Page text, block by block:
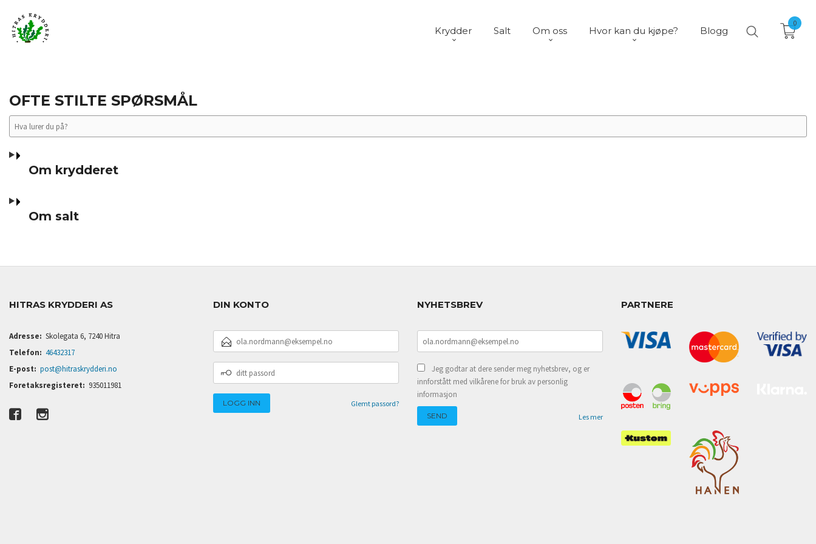
innholdet
PRODUKTER
Krydder Salt Om oss Hvor kan du kjøpe? Blogg
0
OFTE STILTE SPØRSMÅL
Om krydderet
Om salt
HITRAS KRYDDERI AS
Adresse: Skolegata 6, 7240 Hitra
Telefon: 46432317
E-post: post@hitraskrydderi.no
Foretaksregisteret: 935011981
DIN KONTO
POSTADRESSE
PASSORD
Glemt passord?
NYHETSBREV
Jeg godtar at dere sender meg nyhetsbrev, og er
innforstått med vilkårene for bruk av personlig
informasjon
Les mer
PARTNERE